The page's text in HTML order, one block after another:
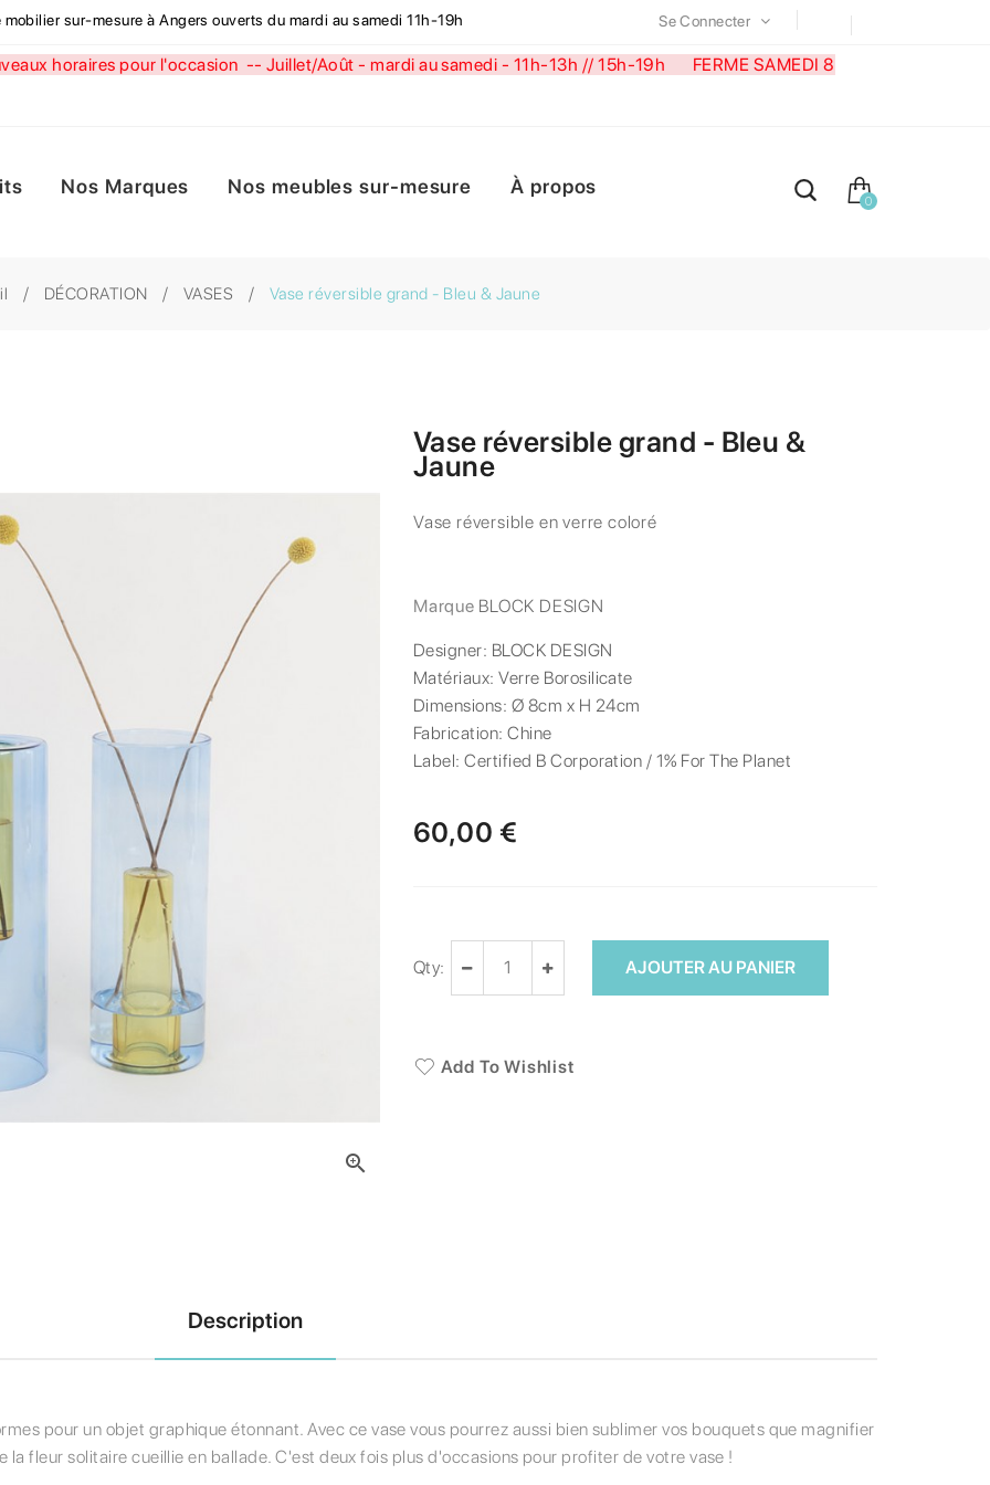
sur-mesure à Angers ouverts du mardi au samedi 11h-19h Se Connecter
horaires pour l'occasion -- Juillet/Août - mardi au samedi - 11h-13h // 15h-19h FERME SAMEDI 8
Nos Marques Nos meubles sur-mesure À propos
0
DÉCORATION VASES Vase réversible grand - Bleu & Jaune

Vase réversible grand - Bleu &
Jaune
Vase réversible en verre coloré
Marque BLOCK DESIGN
Designer: BLOCK DESIGN
Matériaux:Verre Borosilicate
Dimensions: Ø 8cm x H 24cm
Fabrication:Chine
Label:Certified B Corporation / 1% For The Planet
60,00 €
Qty: AJOUTER AU PANIER
Add To Wishlist
Description
pour un objet graphique étonnant. Avec ce vase vous pourrez aussi bien sublimer vos bouquets que magnifier
fleur solitaire cueillie en ballade. C'est deux fois plus d'occasions pour profiter de votre vase !